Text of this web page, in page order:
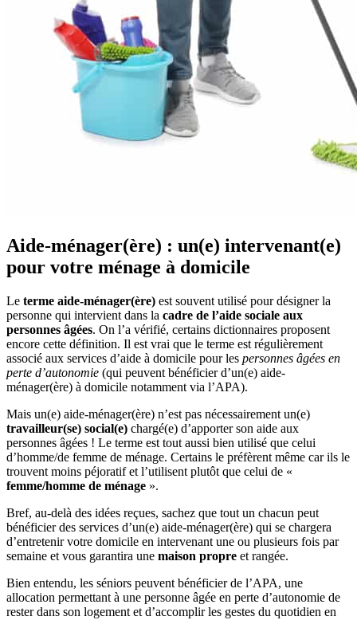
Aide-ménager(ère) : un(e) intervenant(e)
pour votre ménage à domicile
Le terme aide-ménager(ère) est souvent utilisé pour désigner la
personne qui intervient dans la cadre de l’aide sociale aux
personnes âgées. On l’a vérifié, certains dictionnaires proposent
encore cette définition. Il est vrai que le terme est régulièrement
associé aux services d’aide à domicile pour les personnes âgées en
perte d’autonomie (qui peuvent bénéficier d’un(e) aide-
ménager(ère) à domicile notamment via l’APA).
Mais un(e) aide-ménager(ère) n’est pas nécessairement un(e)
travailleur(se) social(e) chargé(e) d’apporter son aide aux
personnes âgées ! Le terme est tout aussi bien utilisé que celui
d’homme/de femme de ménage. Certains le préfèrent même car ils le
trouvent moins péjoratif et l’utilisent plutôt que celui de «
femme/homme de ménage ».
Bref, au-delà des idées reçues, sachez que tout un chacun peut
bénéficier des services d’un(e) aide-ménager(ère) qui se chargera
d’entretenir votre domicile en intervenant une ou plusieurs fois par
semaine et vous garantira une maison propre et rangée.
Bien entendu, les séniors peuvent bénéficier de l’APA, une
allocation permettant à une personne âgée en perte d’autonomie de
rester dans son logement et d’accomplir les gestes du quotidien en